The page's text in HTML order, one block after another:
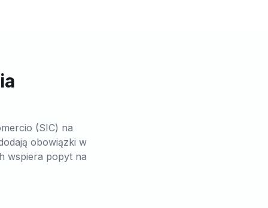
(SIC) na
obowiązki w
wspiera popyt na